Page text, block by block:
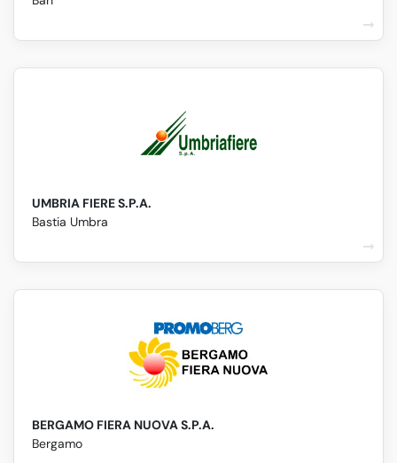
UMBRIA FIERE S.P.A.
Bastia Umbra
BERGAMO FIERA NUOVA S.P.A.
Bergamo